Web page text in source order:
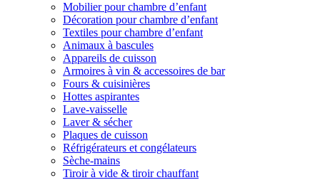
Mobilier pour chambre d’enfant
Décoration pour chambre d’enfant
Textiles pour chambre d’enfant
Animaux à bascules
Appareils de cuisson
Armoires à vin & accessoires de bar
Fours & cuisinières
Hottes aspirantes
Lave-vaisselle
Laver & sécher
Plaques de cuisson
Réfrigérateurs et congélateurs
Sèche-mains
Tiroir à vide & tiroir chauffant